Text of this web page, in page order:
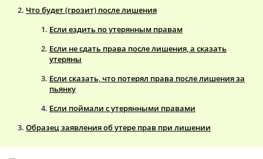
Что будет (грозит) после лишения
Если ездить по утерянным правам
Если не сдать права после лишения, а сказать
утеряны
Если сказать, что потерял права после лишения за
пьянку
Если поймали с утерянными правами
Образец заявления об утере прав при лишении